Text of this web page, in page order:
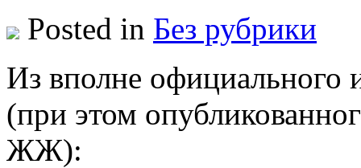
Posted in Без рубрики
Из вполне официального
(при этом
ЖЖ):